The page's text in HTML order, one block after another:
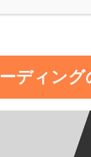
ディン